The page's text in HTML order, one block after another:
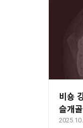
비숑
슬개
– 부산